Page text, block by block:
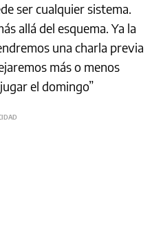
ser cualquier sistema.
allá del esquema. Ya la
una charla previa
más o menos
el domingo”